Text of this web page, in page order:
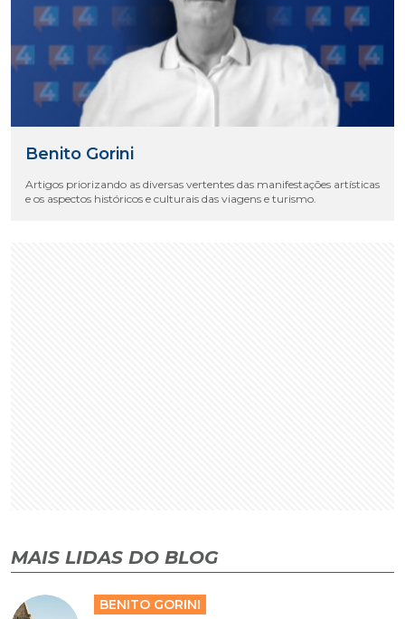
Benito Gorini
Artigos priorizando as diversas vertentes das manifestações artísticas
e os aspectos históricos e culturais das viagens e turismo.
MAIS LIDAS DO BLOG
BENITO GORINI